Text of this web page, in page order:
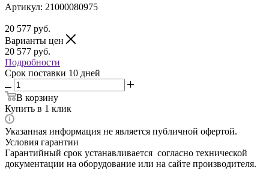
Артикул: 21000080975
20 577 руб.
Варианты цен
20 577 руб.
Подробности
Срок поставки 10 дней
В корзину
Купить в 1 клик
Указанная информация не является публичной офертой.
Условия гарантии
Гарантийный срок устанавливается согласно технической
документации на оборудование или на сайте производителя.